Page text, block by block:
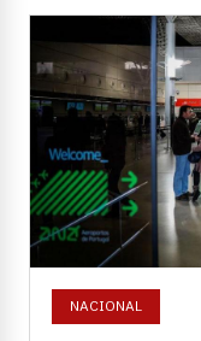
NACIONAL